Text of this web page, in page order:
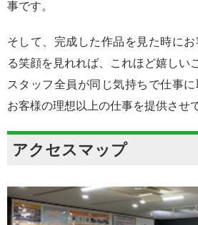
事です。
そして、完成した作品を見た時に
る笑顔を見れれば、これほど嬉しい
スタッフ全員が同じ気持ちで仕事
お客様の理想以上の仕事を提供させ
アクセスマップ